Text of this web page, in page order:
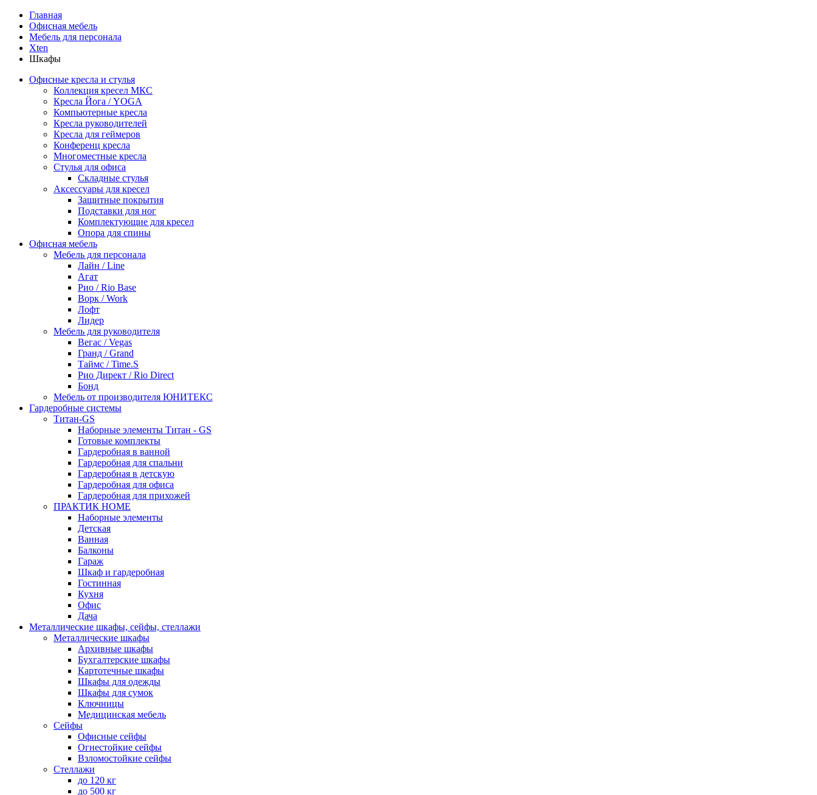
Главная
Офисная мебель
Мебель для персонала
Xten
Шкафы
Офисные кресла и стулья
Коллекция кресел МКС
Кресла Йога / YOGA
Компьютерные кресла
Кресла руководителей
Кресла для геймеров
Конференц кресла
Многоместные кресла
Стулья для офиса
Складные стулья
Аксессуары для кресел
Защитные покрытия
Подставки для ног
Комплектующие для кресел
Опора для спины
Офисная мебель
Мебель для персонала
Лайн / Line
Агат
Рио / Rio Base
Ворк / Work
Лофт
Лидер
Мебель для руководителя
Вегас / Vegas
Гранд / Grand
Таймс / Time.S
Рио Директ / Rio Direct
Бонд
Мебель от производителя ЮНИТЕКС
Гардеробные системы
Титан-GS
Наборные элементы Титан - GS
Готовые комплекты
Гардеробная в ванной
Гардеробная для спальни
Гардеробная в детскую
Гардеробная для офиса
Гардеробная для прихожей
ПРАКТИК HOME
Наборные элементы
Детская
Ванная
Балконы
Гараж
Шкаф и гардеробная
Гостинная
Кухня
Офис
Дача
Металлические шкафы, сейфы, стеллажи
Металлические шкафы
Архивные шкафы
Бухгалтерские шкафы
Картотечные шкафы
Шкафы для одежды
Шкафы для сумок
Ключницы
Медицинская мебель
Сейфы
Офисные сейфы
Огнестойкие сейфы
Взломостойкие сейфы
Стеллажи
до 120 кг
до 500 кг